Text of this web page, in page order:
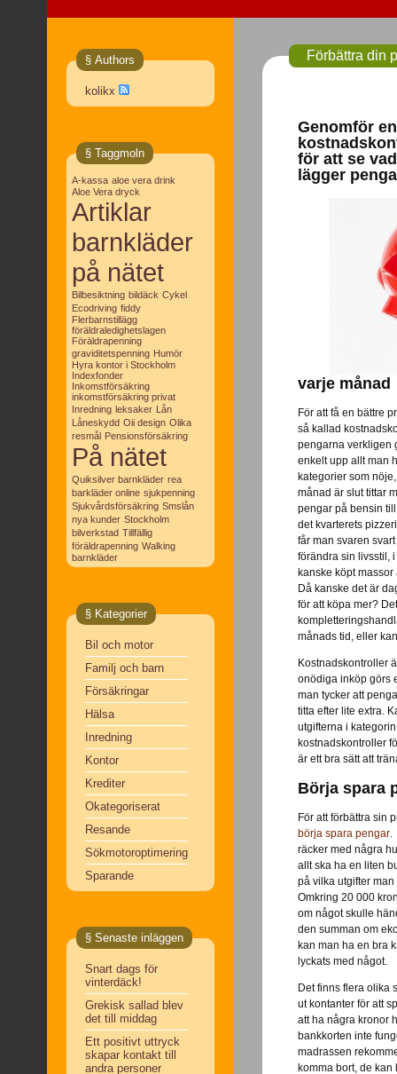
§ Authors
kolikx
§ Taggmoln
A-kassa aloe vera drink
Aloe Vera dryck
Artiklar
barnkläder
på nätet
Bilbesiktning bildäck Cykel
Ecodriving fiddy
Flerbarnstillägg
föräldraledighetslagen
Föräldrapenning
graviditetspenning Humör
Hyra kontor i Stockholm
Indexfonder
Inkomstförsäkring
inkomstförsäkring privat
Inredning leksaker Lån
Låneskydd Oii design Olika
resmål Pensionsförsäkring
På nätet
Quiksilver barnkläder rea
barkläder online sjukpenning
Sjukvårdsförsäkring Smslån
nya kunder Stockholm
bilverkstad Tillfällig
föräldrapenning Walking
barnkläder
§ Kategorier
Bil och motor
Familj och barn
Försäkringar
Hälsa
Inredning
Kontor
Krediter
Okategoriserat
Resande
Sökmotoroptimering
Sparande
§ Senaste inläggen
Snart dags för
vinterdäck!
Grekisk sallad blev
det till middag
Ett positivt uttryck
skapar kontakt till
andra personer
Förbättra din
Genomför en
för att se
lägger
varje månad
För att få en bättre
så kallad
pengarna verkligen
enkelt upp allt man
kategorier som
månad är slut tittar
pengar på bensin
det kvarterets
får man svaren
förändra sin livsstil,
kanske köpt
Då kanske det är
för att köpa mer?
månads tid, eller
Kostnadskontroller
onödiga inköp görs
man tycker att
titta efter lite extra.
utgifterna i
kostnadskontroller
är ett bra sätt att
Börja spara
För att förbättra sin
börja spara pengar.
räcker med några
allt ska ha en liten
på vilka utgifter
Omkring 20 000
om något skulle
den summan om
kan man ha en bra
lyckats med något.
Det finns flera olika
ut kontanter för att
att ha några kronor
bankkorten inte
madrassen
komma bort, de kan